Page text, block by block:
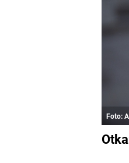
Foto: